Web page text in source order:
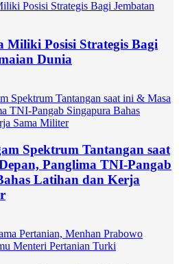
Miliki Posisi Strategis Bagi
Dunia
Spektrum Tantangan saat
Panglima TNI-Pangab
Latihan dan Kerja